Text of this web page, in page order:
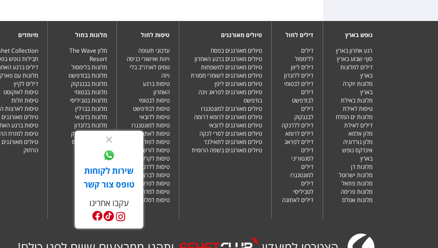
שירות לקוחות
טופס צור קשר
עקבו אחרינו
נופש בארץ
רגע אחרון בארץ
סוף שבוע בארץ
דילים למלונות
בארץ
מלונות יוקרה
בארץ
מלונות באילת
טיסות לאילת
מלונות ים המלח
דילים לאילת
מלון אלמא
מלון גורדוניה
אינדקס נופש
בארץ
מלונות דן
מלונות ישרוטל
מלונות פתאל
מלונות פרימה
מלונות אטלס
דילים לחול
דילים
ללימסול
דילים ליוון
דילים ללונדון
דילים לבטומי
דילים
לבודפשט
דילים
לבנגקוק
דילים ללרנקה
דילים לרומא
דילים לפראג
דילים
לסנטוריני
דילים
למונטנגרו
דילים
לטביליסי
דילים לאתונה
טיולים מאורגנים
טיולים מאורגנים בפסח
טיולים מאורגנים ברגע האחרון
טיולים מאורגנים למשפחות
טיולים מאורגנים לשומרי מסורת
טיולים מאורגנים ליפן
טיולים מאורגנים לפראג וינה
בודפשט
טיולים מאורגנים למונטנגרו
טיולים מאורגנים לרומא דרומה
טיולים מאורגנים לדובאי
טיולים מאורגנים לסרי לנקה
טיולים מאורגנים לתאילנד
טיולים מאורגנים בשפה הרוסית
טיסות לחול
עדכוני תעופה
ויזות ואישורי כניסה
טסים לארה"ב בלי
ויזה
טיסות ברגע
האחרון
טיסות לבטומי
טיסות לבודפשט
טיסות לדובאי
טיסות למונטנגרו
טיסות לאתונה
טיסות לפודגוריצה
טיסות לורשה
טיסות לקרקוב
טיסות ללרנקה
טיסות לברצלונה
טיסות לפראג
טיסות למדריד
טיסות לסלוניקי
מלונות בחול
מלון The Wave
Resort
מלונות בלימסול
מלונות בבודפשט
מלונות בבנגקוק
מלונות בבטומי
מלונות בטביליסי
מלונות בברלין
מלונות בדובאי
מלונות בלונדון
מלונות בניו יורק
מלונות בפאפוס
מיוחדים
Collection
חבילות נופש
דילים ברגע
מלונות עם
דילים לקיץ
טיסות לאוקוסט
טיסות זולות
טיסות לארצות
טיולים
טיסות ברגע
טיסות למזרח
טיולים
הרחוק